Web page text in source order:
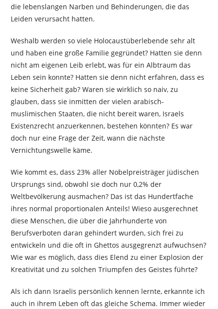
die lebenslangen Narben und Behinderungen, die das
Leiden verursacht hatten.
Weshalb werden so viele Holocaustüberlebende sehr alt
und haben eine große Familie gegründet? Hatten sie denn
nicht am eigenen Leib erlebt, was für ein Albtraum das
Leben sein konnte? Hatten sie denn nicht erfahren, dass es
keine Sicherheit gab? Waren sie wirklich so naiv, zu
glauben, dass sie inmitten der vielen arabisch-
muslimischen Staaten, die nicht bereit waren, Israels
Existenzrecht anzuerkennen, bestehen könnten? Es war
doch nur eine Frage der Zeit, wann die nächste
Vernichtungswelle käme.
Wie kommt es, dass 23% aller Nobelpreisträger jüdischen
Ursprungs sind, obwohl sie doch nur 0,2% der
Weltbevölkerung ausmachen? Das ist das Hundertfache
ihres normal proportionalen Anteils! Wieso ausgerechnet
diese Menschen, die über die Jahrhunderte von
Berufsverboten daran gehindert wurden, sich frei zu
entwickeln und die oft in Ghettos ausgegrenzt aufwuchsen?
Wie war es möglich, dass dies Elend zu einer Explosion der
Kreativität und zu solchen Triumpfen des Geistes führte?
Als ich dann Israelis persönlich kennen lernte, erkannte ich
auch in ihrem Leben oft das gleiche Schema. Immer wieder